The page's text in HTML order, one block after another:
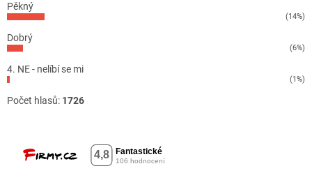
Pěkný
(14%)
Dobrý
(6%)
4. NE - nelíbí se mi
(1%)
Počet hlasů: 1726